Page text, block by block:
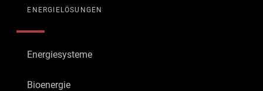
ENERGIELÖSUNGEN
Energiesysteme
Bioenergie